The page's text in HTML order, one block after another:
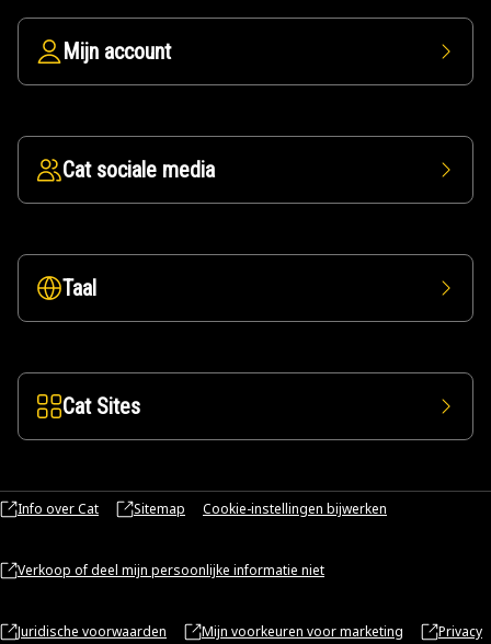
Mijn account
Cat sociale media
Taal
Cat Sites
Info over Cat Sitemap Cookie-instellingen bijwerken
Verkoop of deel mijn persoonlijke informatie niet
Juridische voorwaarden Mijn voorkeuren voor marketing Privacy